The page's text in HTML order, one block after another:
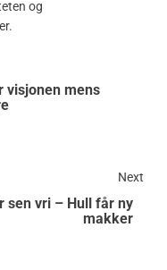
og
visjonen mens
Next
sen vri – Hull får ny
makker